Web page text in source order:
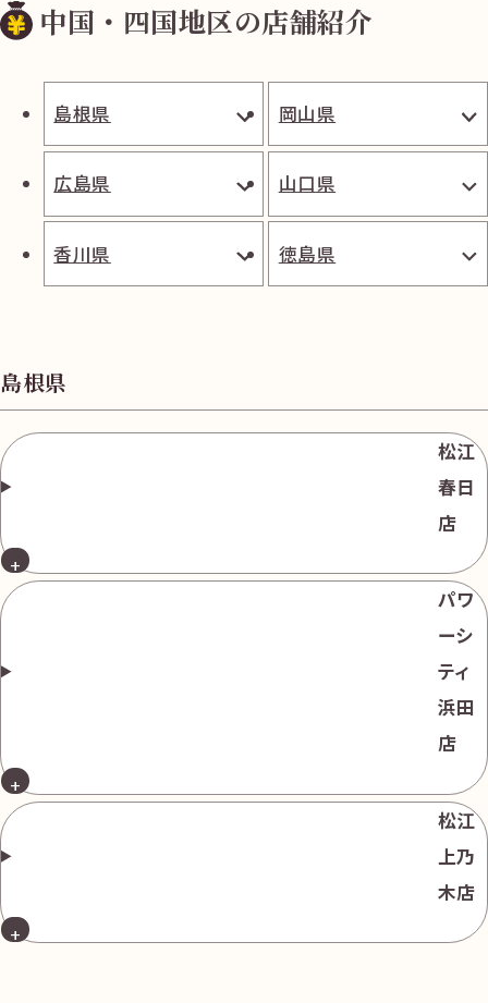
無 料
中国・四国地区の店舗紹介
島根県 岡山県
広島県 山口県
香川県 徳島県
島根県
松江
春日
店
パワ
ーシ
ティ
浜田
店
松江
上乃
木店